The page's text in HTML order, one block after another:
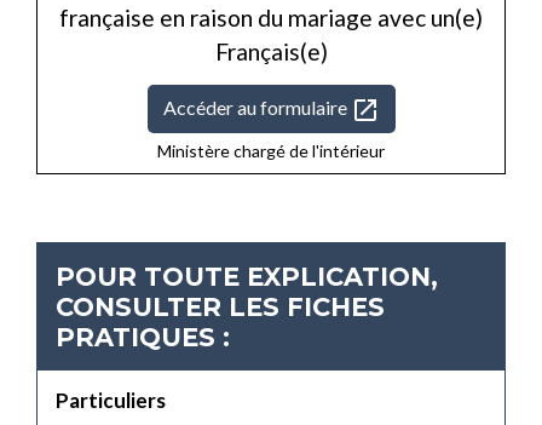
française en raison du mariage avec un(e)
Français(e)
Accéder au formulaire open_in_new
Ministère chargé de l'intérieur
POUR TOUTE EXPLICATION,
CONSULTER LES FICHES
PRATIQUES :
Particuliers